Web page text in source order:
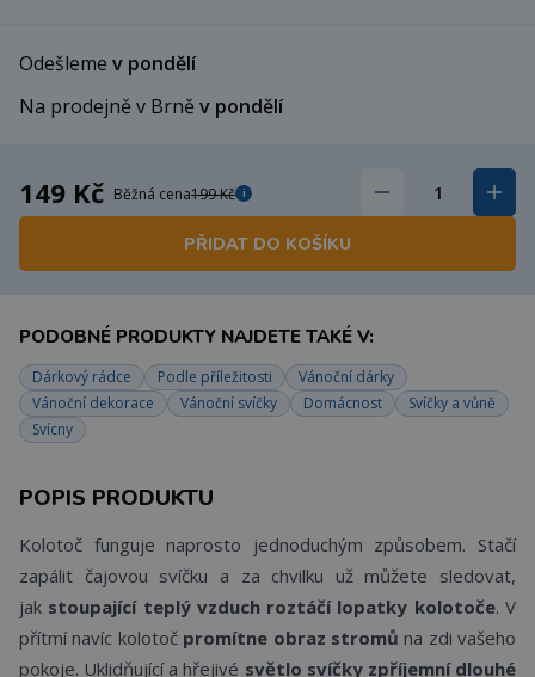
Odešleme v pondělí
Na prodejně v Brně v pondělí
149 Kč Běžná cena199 Kč i
PŘIDAT DO KOŠÍKU
PODOBNÉ PRODUKTY NAJDETE TAKÉ V:
Dárkový rádce Podle příležitosti
Vánoční dárky
Vánoční dekorace
Vánoční svíčky Domácnost
Svíčky a vůně
Svícny
POPIS PRODUKTU
Kolotoč funguje naprosto jednoduchým způsobem. Stačí
zapálit čajovou svíčku a za chvilku už můžete sledovat,
jak stoupající teplý vzduch roztáčí lopatky kolotoče. V
přítmí navíc kolotoč promítne obraz stromů na zdi vašeho
pokoje. Uklidňující a hřejivé světlo svíčky zpříjemní dlouhé